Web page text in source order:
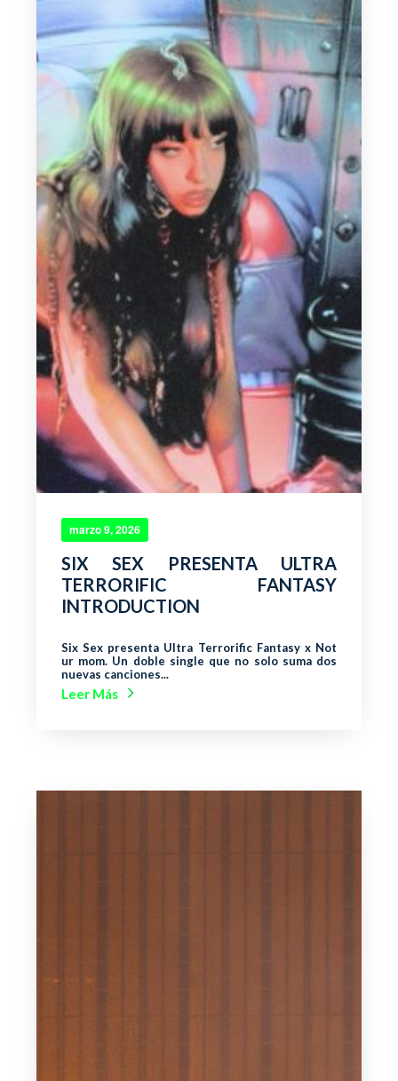
marzo 9, 2026
SIX SEX PRESENTA ULTRA
TERRORIFIC FANTASY
INTRODUCTION
Six Sex presenta Ultra Terrorific Fantasy x Not
ur mom. Un doble single que no solo suma dos
nuevas canciones...
Leer Más